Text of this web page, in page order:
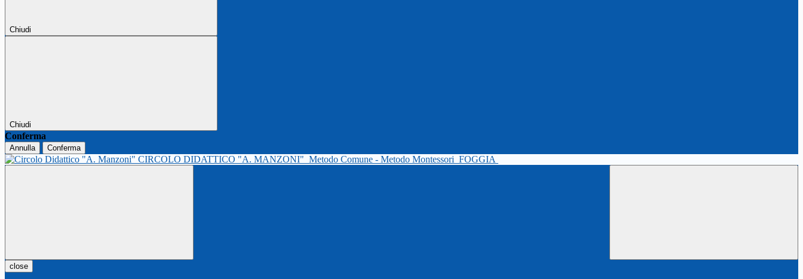
Chiudi
Chiudi
Conferma
Annulla Conferma
CIRCOLO DIDATTICO "A. MANZONI" Metodo Comune - Metodo Montessori FOGGIA
close